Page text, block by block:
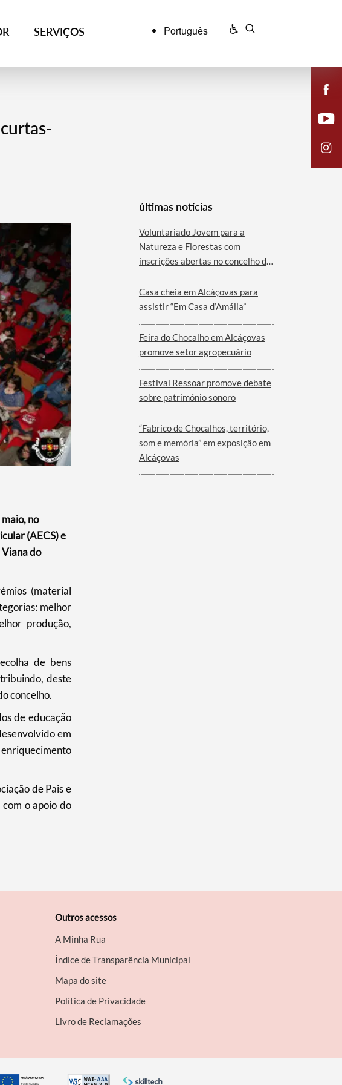
SERVIÇOS Português
no
(AECS) e
Viana do
(material
melhor
produção,
de bens
deste
concelho.
de educação
em
de Pais e
o apoio do
últimas notícias
Voluntariado Jovem para a
Natureza e Florestas com
inscrições abertas no concelho de
Casa cheia em Alcáçovas para
assistir “Em Casa d’Amália”
Feira do Chocalho em Alcáçovas
promove setor agropecuário
Festival Ressoar promove debate
sobre património sonoro
“Fabrico de Chocalhos, território,
som e memória” em exposição em
Alcáçovas
Outros acessos
A Minha Rua
Índice de Transparência Municipal
Mapa do site
Política de Privacidade
Livro de Reclamações